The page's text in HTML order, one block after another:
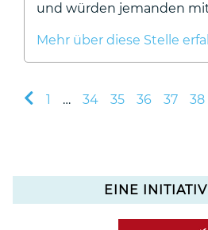
und würden jemanden
Mehr über diese Stelle
1 … 34 35 36 37 38
EINE